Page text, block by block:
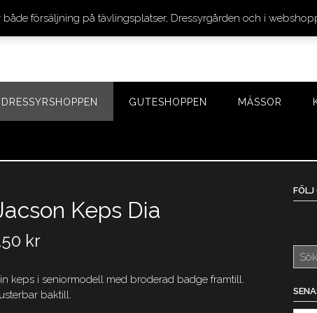
DRESSYRSHOPPEN GUTESHOPPEN MÄSSOR
Keps Dia
kr
keps i seniormodell med broderad badge framtill.
baktill.
FÖLJ
Sök
efter:
försäljning på tävlingsplatser, Dressyrgården och i